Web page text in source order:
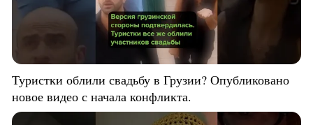
Туристки облили свадьбу в Грузии? Опубликовано
новое видео с начала конфликта.